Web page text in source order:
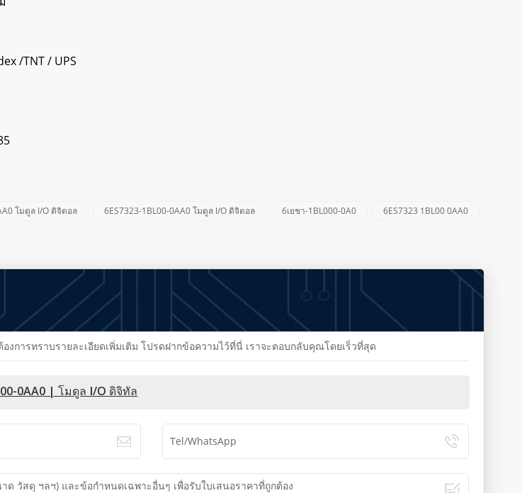
/TNT / UPS
โมดูล I/O ดิจิตอล 6ES7323-1BL00-0AA0 โมดูล I/O ดิจิตอล 6เยชา-1BL000-0A0
6ES7323 1BL00 0AA0
การทราบรายละเอียดเพิ่มเติม โปรดฝากข้อความไว้ที่นี่ เราจะตอบกลับคุณโดยเร็วที่สุด
0AA0 | โมดูล I/O ดิจิทัล